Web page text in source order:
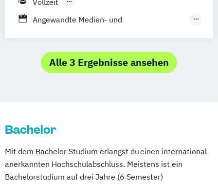
Medienkommunikation
Print and Media Technology
Vollzeit
Berufsbegleitendes Präsenzstudium
Angewandte Medien- und
Medienmanagement
Kultur- und Medienpädagogik
Alle 3 Ergebnisse ansehen
Bachelor
Mit dem Bachelor Studium erlangst du einen international
anerkannten Hochschulabschluss. Meistens ist ein
Bachelorstudium auf drei Jahre (6 Semester)